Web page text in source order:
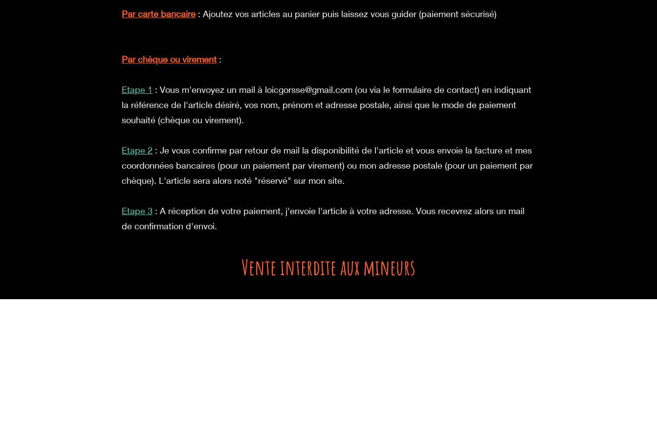
Par carte bancaire : Ajoutez vos articles au panier puis laissez vous guider (paiement sécurisé)
Par chèque ou virement :
Etape 1 : Vous m'envoyez un mail à loicgorsse@gmail.com (ou via le formulaire de contact) en indiquant
la référence de l'article désiré, vos nom, prénom et adresse postale, ainsi que le mode de paiement
souhaité (chèque ou virement).
Etape 2 : Je vous confirme par retour de mail la disponibilité de l'article et vous envoie la facture et mes
coordonnées bancaires (pour un paiement par virement) ou mon adresse postale (pour un paiement par
chèque). L'article sera alors noté "réservé" sur mon site.
Etape 3 : A réception de votre paiement, j'envoie l'article à votre adresse. Vous recevrez alors un mail
de confirmation d'envoi.
Vente interdite aux mineurs